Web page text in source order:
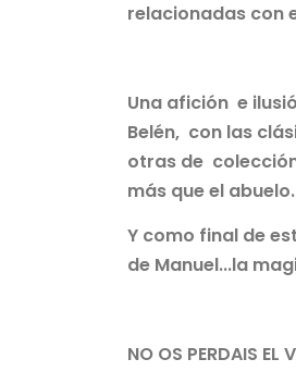
relacionadas con
Una afición e
Belén, con las
otras de
más que el
Y como final de
de Manuel...la
NO OS PERDAIS EL